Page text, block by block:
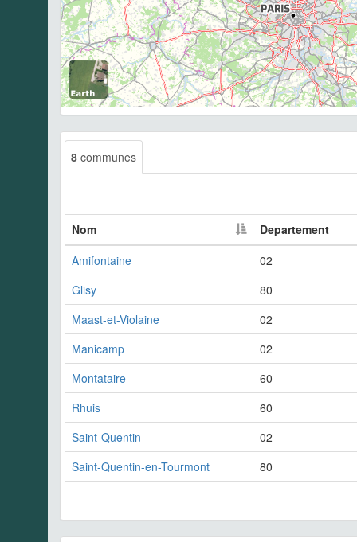
8 communes
Nom
Departement
Amifontaine
02
Glisy
80
Maast-et-Violaine
02
Manicamp
02
Montataire
60
Rhuis
60
Saint-Quentin
02
Saint-Quentin-en-Tourmont
80